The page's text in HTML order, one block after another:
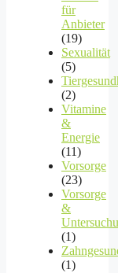
für
Anbieter
(19)
Sexualität
(5)
(2)
Vitamine
&
Energie
(11)
Vorsorge
(23)
Vorsorge
&
(1)
(1)